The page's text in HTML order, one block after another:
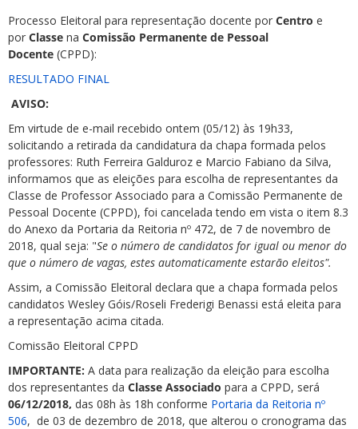
Processo Eleitoral para representação docente por Centro e
por Classe na Comissão Permanente de Pessoal
Docente (CPPD):
RESULTADO FINAL
AVISO:
Em virtude de e-mail recebido ontem (05/12) às 19h33,
solicitando a retirada da candidatura da chapa formada pelos
professores: Ruth Ferreira Galduroz e Marcio Fabiano da Silva,
informamos que as eleições para escolha de representantes da
Classe de Professor Associado para a Comissão Permanente de
Pessoal Docente (CPPD), foi cancelada tendo em vista o item 8.3
do Anexo da Portaria da Reitoria nº 472, de 7 de novembro de
2018, qual seja: "Se o número de candidatos for igual ou menor do
que o número de vagas, estes automaticamente estarão eleitos".
Assim, a Comissão Eleitoral declara que a chapa formada pelos
candidatos Wesley Góis/Roseli Frederigi Benassi está eleita para
a representação acima citada.
Comissão Eleitoral CPPD
IMPORTANTE: A data para realização da eleição para escolha
dos representantes da Classe Associado para a CPPD, será
06/12/2018, das 08h às 18h conforme Portaria da Reitoria nº
506, de 03 de dezembro de 2018, que alterou o cronograma das